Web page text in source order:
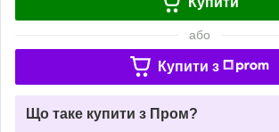
або
Купити з
Що таке купити з Пром?